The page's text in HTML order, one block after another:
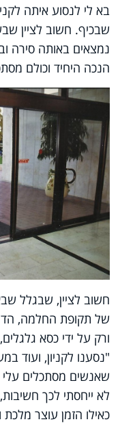
בא לי לנסוע איתה
שבכיף. חשוב לציין
נמצאים באותה סירה
הנכה היחיד וכולם
חשוב לציין, שבגלל
של תקופת החלמה,
ורק על ידי כסא
"נסענו לקניון, ועוד
שאנשים מסתכלים עלי
לא ייחסתי לכך
כאילו הזמן עוצר מלכת